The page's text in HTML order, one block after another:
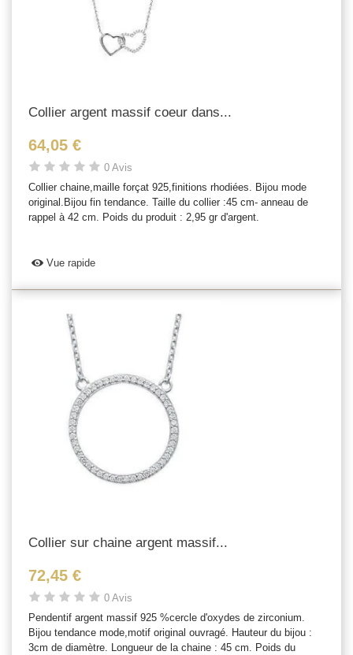
Collier argent massif coeur dans...
64,05 €
0 Avis
Collier chaine,maille forçat 925,finitions rhodiées. Bijou mode
original.Bijou fin tendance. Taille du collier :45 cm- anneau de
rappel à 42 cm. Poids du produit : 2,95 gr d'argent.
Vue rapide
Collier sur chaine argent massif...
72,45 €
0 Avis
Pendentif argent massif 925 %cercle d'oxydes de zirconium.
Bijou tendance mode,motif original ouvragé. Hauteur du bijou :
3cm de diamètre. Longueur de la chaine : 45 cm. Poids du